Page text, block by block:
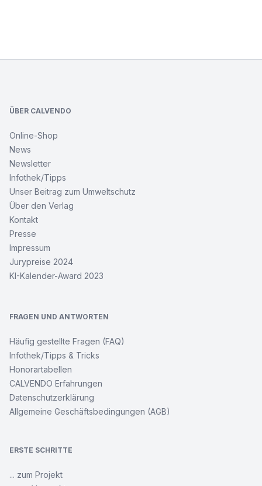
ÜBER CALVENDO
Online-Shop
News
Newsletter
Infothek/Tipps
Unser Beitrag zum Umweltschutz
Über den Verlag
Kontakt
Presse
Impressum
Jurypreise 2024
KI-Kalender-Award 2023
FRAGEN UND ANTWORTEN
Häufig gestellte Fragen (FAQ)
Infothek/Tipps & Tricks
Honorartabellen
CALVENDO Erfahrungen
Datenschutzerklärung
Allgemeine Geschäftsbedingungen (AGB)
ERSTE SCHRITTE
... zum Projekt